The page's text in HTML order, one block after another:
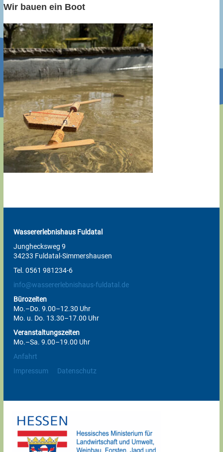
Wir bauen ein Boot
Wassererlebnishaus Fuldatal
Junghecksweg 9
34233 Fuldatal-Simmershausen
Tel. 0561 981234-6
info@wassererlebnishaus-fuldatal.de
Bürozeiten
Mo.–Do. 9.00–12.30 Uhr
Mo. u. Do. 13.30–17.00 Uhr
Veranstaltungszeiten
Mo.–Sa. 9.00–19.00 Uhr
Anfahrt
Impressum
Datenschutz